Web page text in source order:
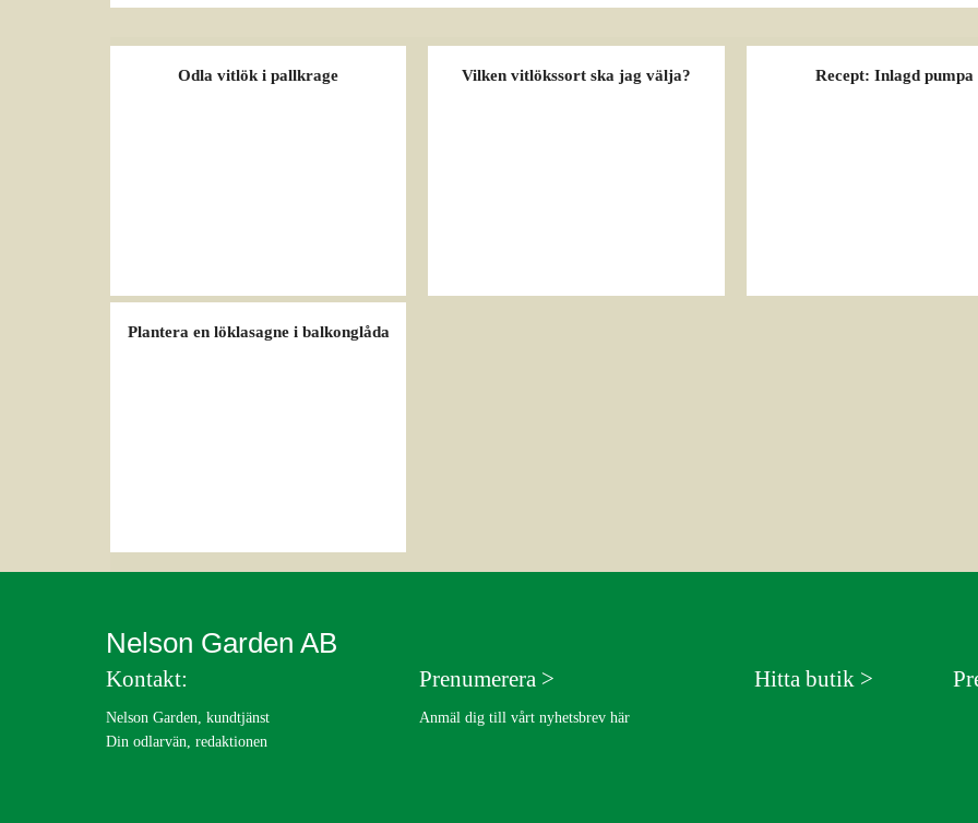
Odla vitlök i pallkrage Vilken vitlökssort ska jag välja? Recept: Inlagd pumpa
Plantera en löklasagne i balkonglåda
Nelson Garden AB
Kontakt:
Nelson Garden, kundtjänst
Din odlarvän, redaktionen
Prenumerera >
Anmäl dig till vårt nyhetsbrev här
Hitta butik >